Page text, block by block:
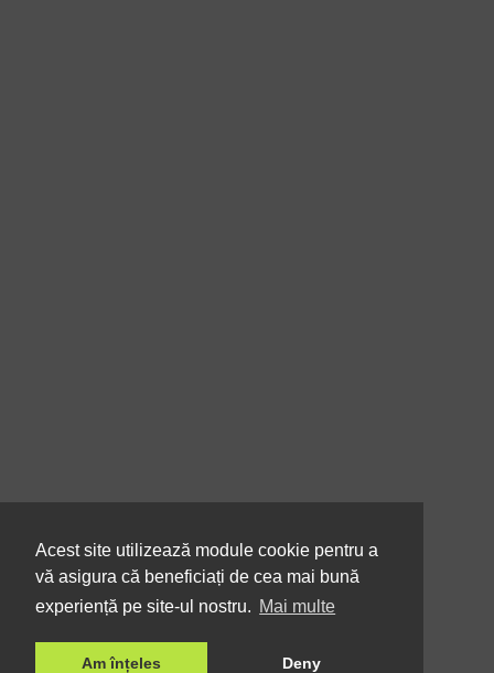
Acest site utilizează module cookie pentru a
vă asigura că beneficiați de cea mai bună
experiență pe site-ul nostru. Mai multe
Am înțeles Deny